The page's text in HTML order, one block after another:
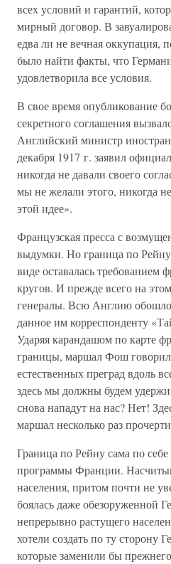
всех условий и гарантий,
мирный договор. В
едва ли не вечная оккупация,
было найти факты, что
удовлетворила все условия.
В свое время опубликование
секретного соглашения
Английский министр
декабря 1917 г. заявил
никогда не давали своего
мы не желали этого, никогда
этой идее».
Французская пресса с
выдумки. Но граница по
виде оставалась требованием
кругов. И прежде всего на
генералы. Всю Англию
данное им корреспонденту
Ударяя карандашом по карте
границы, маршал Фош
естественных преград вдоль
здесь мы должны будем
снова нападут на нас? Нет!
маршал несколько раз
Граница по Рейну сама по
программы Франции.
населения, притом почти не
боялась даже обезоруженной
непрерывно растущего
хотели создать по ту сторону
которые заменили бы